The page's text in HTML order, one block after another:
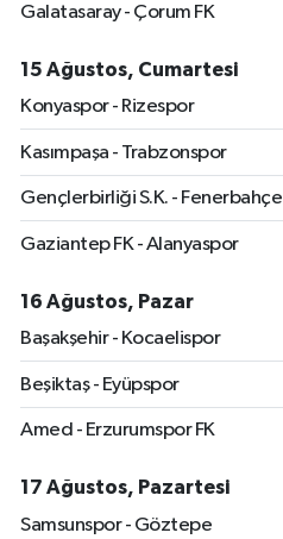
Galatasaray - Çorum FK
15 Ağustos, Cumartesi
Konyaspor - Rizespor
Kasımpaşa - Trabzonspor
Gençlerbirliği S.K. - Fenerbahçe
Gaziantep FK - Alanyaspor
16 Ağustos, Pazar
Başakşehir - Kocaelispor
Beşiktaş - Eyüpspor
Amed - Erzurumspor FK
17 Ağustos, Pazartesi
Samsunspor - Göztepe